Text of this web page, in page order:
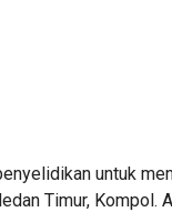
untuk
Timur, Kompol.